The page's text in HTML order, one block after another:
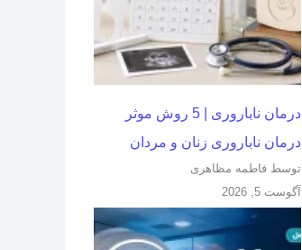
درمان ناباروری | 5 روش موثر
درمان ناباروری زنان و مردان
توسط فاطمه مظاهری
آگوست 5, 2026